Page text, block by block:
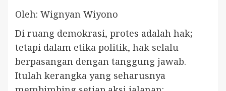
Oleh: Wignyan Wiyono
Di ruang demokrasi, protes adalah hak;
tetapi dalam etika politik, hak selalu
berpasangan dengan tanggung jawab.
Itulah kerangka yang seharusnya